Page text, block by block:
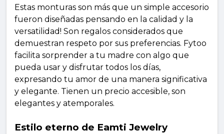
Estas monturas son más que un simple accesorio
fueron diseñadas pensando en la calidad y la
versatilidad! Son regalos considerados que
demuestran respeto por sus preferencias. Fytoo
facilita sorprender a tu madre con algo que
pueda usar y disfrutar todos los días,
expresando tu amor de una manera significativa
y elegante. Tienen un precio accesible, son
elegantes y atemporales.
Estilo eterno de Eamti Jewelry